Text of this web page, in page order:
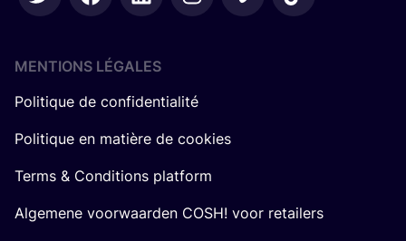
MENTIONS LÉGALES
Politique de confidentialité
Politique en matière de cookies
Terms & Conditions platform
Algemene voorwaarden COSH! voor retailers